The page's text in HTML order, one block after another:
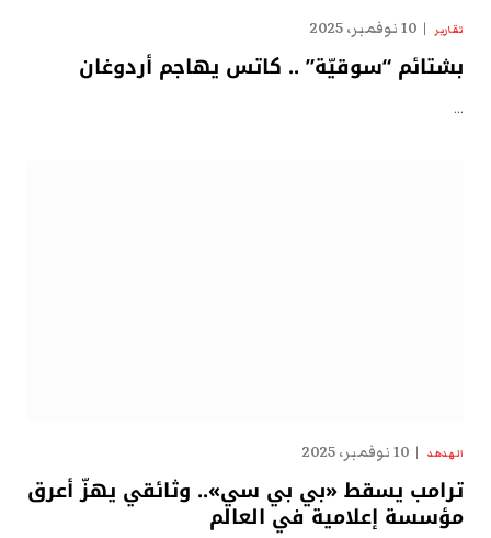
تقارير 10 نوفمبر، 2025
بشتائم “سوقيّة” .. كاتس يهاجم أردوغان
…
الهدهد 10 نوفمبر، 2025
ترامب يسقط «بي بي سي».. وثائقي يهزّ أعرق
مؤسسة إعلامية في العالم